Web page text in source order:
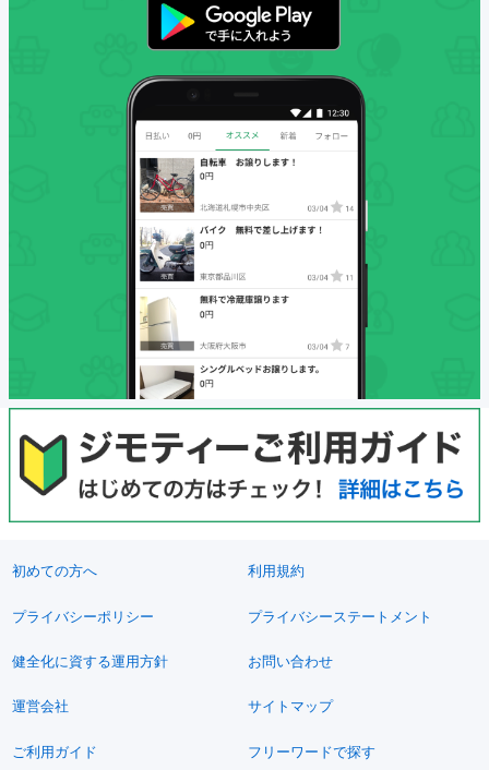
初めての方へ 利用規約
プライバシーポリシー プライバシーステートメント
健全化に資する運用方針 お問い合わせ
運営会社 サイトマップ
ご利用ガイド フリーワードで探す